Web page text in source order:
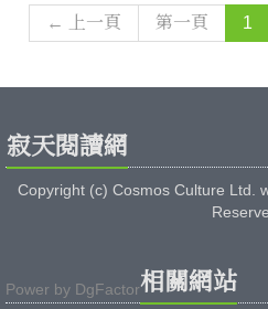
← 上一頁 第一頁 1
寂天閱讀網
Copyright (c) Cosmos Culture Ltd.
Power by DgFactor相關網站